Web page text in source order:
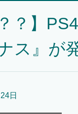
？？】
ス』が
日